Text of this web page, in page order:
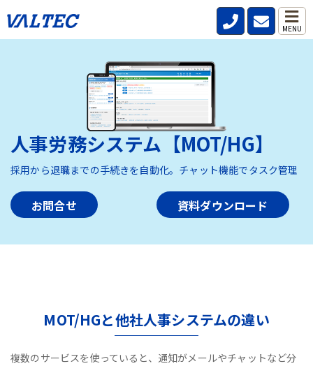
MENU
HOME>製品・サービス> 人事労務システム【MOT/HG】
人事労務システム【MOT/HG】
採用から退職までの手続きを自動化。チャット機能でタスク管理
お問合せ 資料ダウンロード
MOT/HGと他社人事システムの違い
複数のサービスを使っていると、通知がメールやチャットなど分